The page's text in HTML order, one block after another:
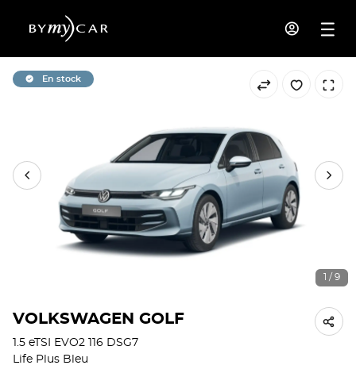
En stock
1 / 9
VOLKSWAGEN GOLF
1.5 eTSI EVO2 116 DSG7
Life Plus Bleu